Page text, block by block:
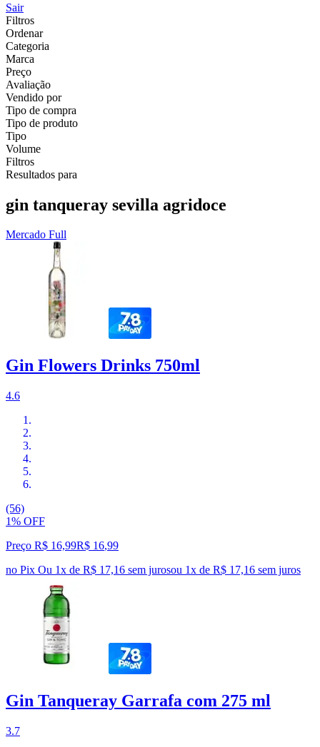
Sair
Filtros
Ordenar
Categoria
Marca
Preço
Avaliação
Vendido por
Tipo de compra
Tipo de produto
Tipo
Volume
Filtros
Resultados para
gin tanqueray sevilla agridoce
Mercado Full
Gin Flowers Drinks 750ml
4.6
(56)
1% OFF
Preço R$ 16,99R$ 16,99
no Pix Ou 1x de R$ 17,16 sem jurosou 1x de R$ 17,16 sem juros
Gin Tanqueray Garrafa com 275 ml
3.7